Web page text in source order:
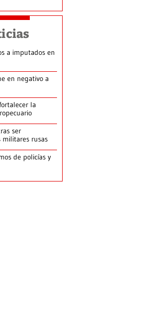
a imputados en
en negativo a
la
ser
militares rusas
de policías y